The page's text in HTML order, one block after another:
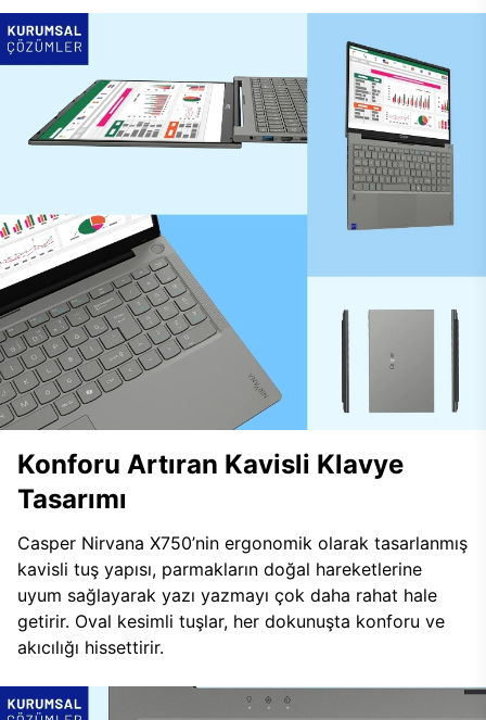
Konforu Artıran Kavisli Klavye
Tasarımı
Casper Nirvana X750’nin ergonomik olarak tasarlanmış
kavisli tuş yapısı, parmakların doğal hareketlerine
uyum sağlayarak yazı yazmayı çok daha rahat hale
getirir. Oval kesimli tuşlar, her dokunuşta konforu ve
akıcılığı hissettirir.